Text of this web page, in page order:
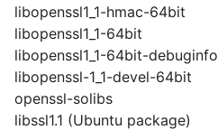
libopenssl1_1-hmac-64bit
libopenssl1_1-64bit
libopenssl1_1-64bit-debuginfo
libopenssl-1_1-devel-64bit
openssl-solibs
libssl1.1 (Ubuntu package)